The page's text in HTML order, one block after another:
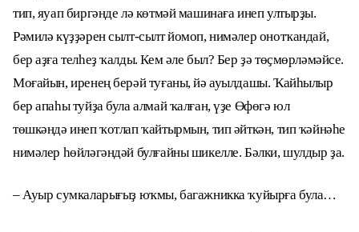
тип, яуап биргәнде лә көтмәй машинаға инеп ултырҙы.
Рәмилә күҙҙәрен сылт-сылт йомоп, нимәлер онотҡандай,
бер аҙға телһеҙ ҡалды. Кем әле был? Бер ҙә төҫмөрләмәйсе.
Моғайын, иренең берәй туғаны, йә ауылдашы. Ҡайһылыр
бер апаһы туйҙа була алмай ҡалған, үҙе Өфөгә юл
төшкәндә инеп ҡотлап ҡайтырмын, тип әйткән, тип ҡәйнәһе
нимәлер һөйләгәндәй булғайны шикелле. Бәлки, шулдыр ҙа.
– Ауыр сумкаларығыҙ юҡмы, багажникка ҡуйырға була…